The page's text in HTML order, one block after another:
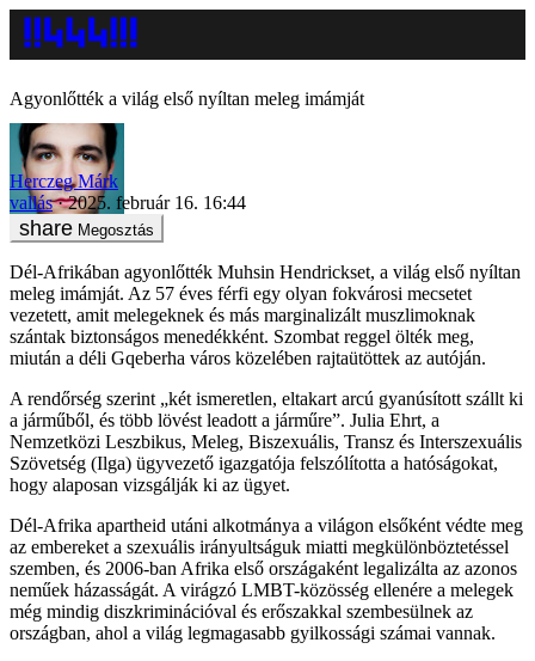
Agyonlőtték a világ első nyíltan meleg imámját
Herczeg Márk
vallás
2025. február 16. 16:44
Megosztás
Dél-Afrikában agyonlőtték Muhsin Hendrickset, a világ első nyíltan
meleg imámját. Az 57 éves férfi egy olyan fokvárosi mecsetet
vezetett, amit melegeknek és más marginalizált muszlimoknak
szántak biztonságos menedékként. Szombat reggel ölték meg,
miután a déli Gqeberha város közelében rajtaütöttek az autóján.
A rendőrség szerint „két ismeretlen, eltakart arcú gyanúsított szállt ki
a járműből, és több lövést leadott a járműre”. Julia Ehrt, a
Nemzetközi Leszbikus, Meleg, Biszexuális, Transz és Interszexuális
Szövetség (Ilga) ügyvezető igazgatója felszólította a hatóságokat,
hogy alaposan vizsgálják ki az ügyet.
Dél-Afrika apartheid utáni alkotmánya a világon elsőként védte meg
az embereket a szexuális irányultságuk miatti megkülönböztetéssel
szemben, és 2006-ban Afrika első országaként legalizálta az azonos
neműek házasságát. A virágzó LMBT-közösség ellenére a melegek
még mindig diszkriminációval és erőszakkal szembesülnek az
országban, ahol a világ legmagasabb gyilkossági számai vannak.